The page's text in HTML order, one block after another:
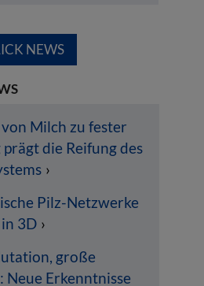
NEWS
Milch zu fester
die Reifung des
Pilz-Netzwerke
3D
große
Neue Erkenntnisse